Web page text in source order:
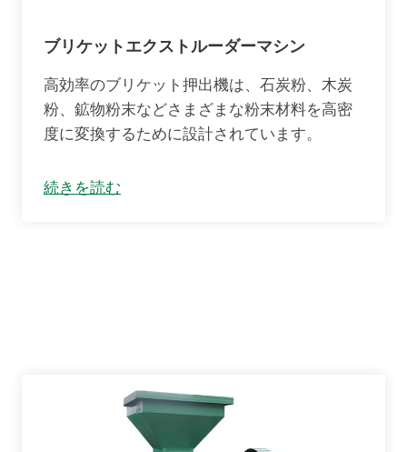
ブリケットエクストルーダーマシン
高効率のブリケット押出機は、石炭粉、木炭
粉、鉱物粉末などさまざまな粉末材料を高密
度に変換するために設計されています。
続きを読む